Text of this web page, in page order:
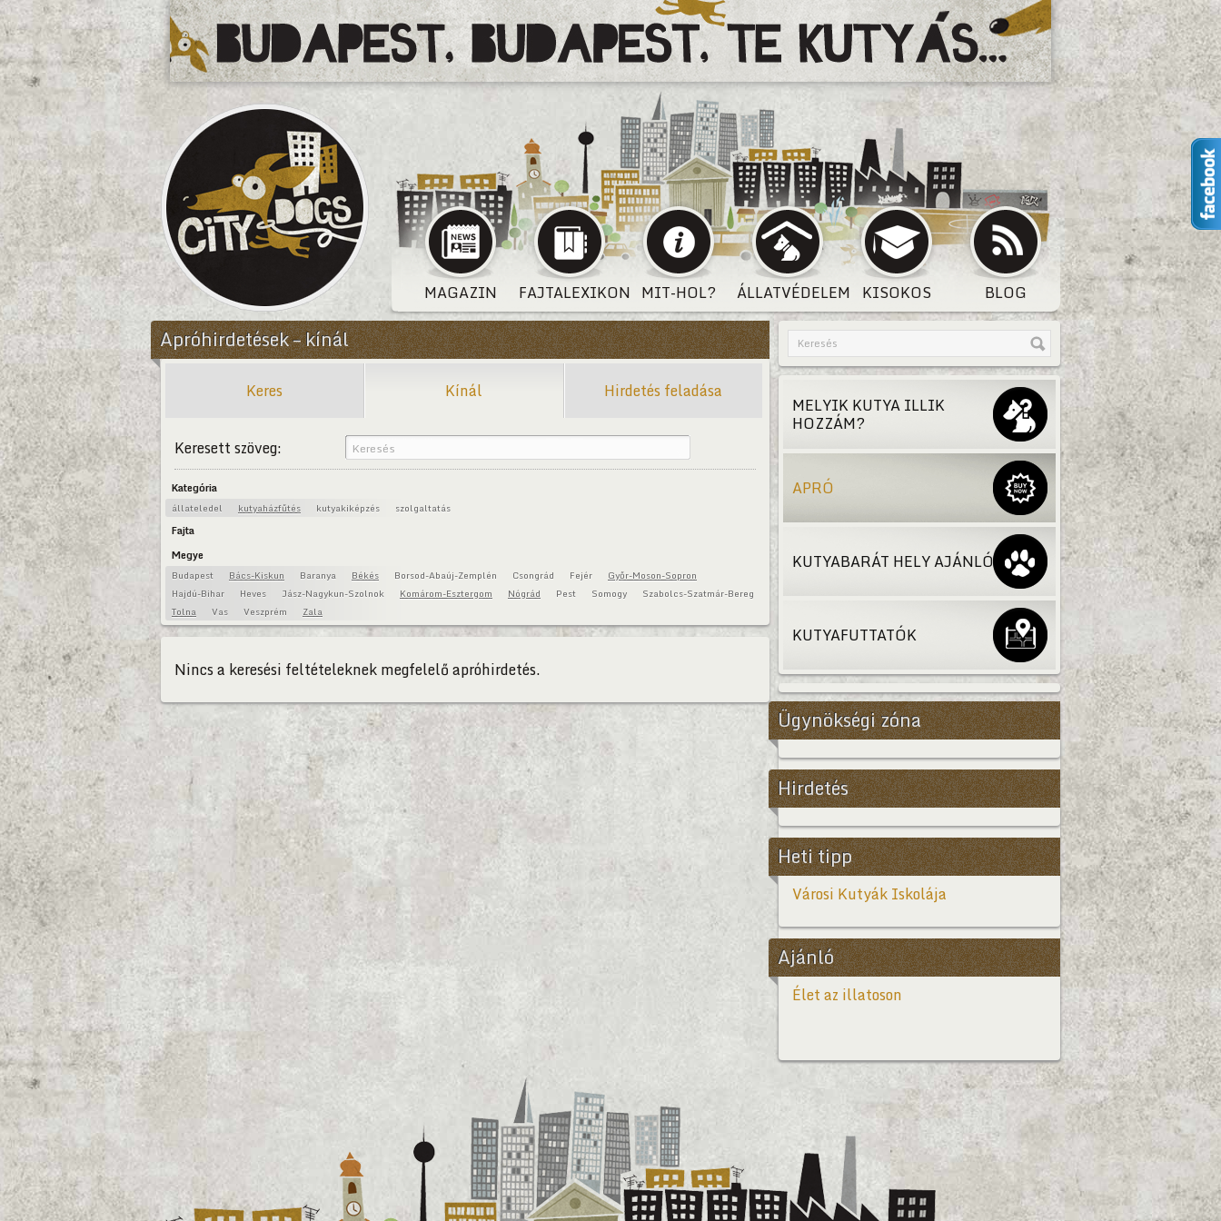
CityDogs
MAGAZIN FAJTALEXIKON MIT-HOL? ÁLLATVÉDELEM KISOKOS BLOG
Apróhirdetések – kínál
Keres Kínál Hirdetés feladása
Keresett szöveg:
Kategória
állateledel kutyaházfűtés kutyakiképzés szolgaltatás
Fajta
Megye
Budapest Bács-Kiskun Baranya Békés Borsod-Abaúj-Zemplén Csongrád Fejér
Győr-Moson-Sopron
Hajdú-Bihar
Heves Jász-Nagykun-Szolnok Komárom-Esztergom Nógrád Pest Somogy
Szabolcs-Szatmár-Bereg
Tolna
Vas Veszprém Zala
Nincs a keresési feltételeknek megfelelő apróhirdetés.
MELYIK KUTYA ILLIK
HOZZÁM?
APRÓ
KUTYABARÁT HELY AJÁNLÓ
KUTYAFUTTATÓK
Ügynökségi zóna
Hirdetés
Heti tipp
Városi Kutyák Iskolája
Ajánló
Élet az illatoson